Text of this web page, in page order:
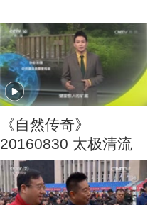
《自然传奇》
20160830 太极清流